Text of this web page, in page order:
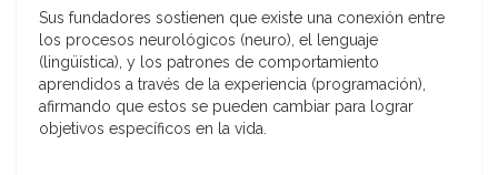
Sus fundadores sostienen que existe una conexión entre
los procesos neurológicos (neuro), el lenguaje
(lingüística), y los patrones de comportamiento
aprendidos a través de la experiencia (programación),
afirmando que estos se pueden cambiar para lograr
objetivos específicos en la vida.